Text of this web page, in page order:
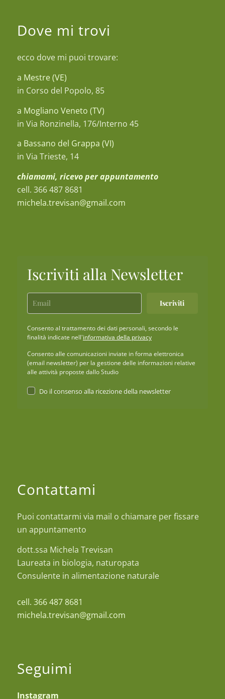
Dove mi trovi
ecco dove mi puoi trovare:
a Mestre (VE)
in Corso del Popolo, 85
a Mogliano Veneto (TV)
in Via Ronzinella, 176/Interno 45
a Bassano del Grappa (VI)
in Via Trieste, 14
chiamami, ricevo per appuntamento
cell. 366 487 8681
michela.trevisan@gmail.com
Iscriviti alla Newsletter
Iscriviti
Consento al trattamento dei dati personali, secondo le
finalità indicate nell'informativa della privacy
Consento alle comunicazioni inviate in forma elettronica
(email newsletter) per la gestione delle informazioni relative
alle attività proposte dallo Studio
Do il consenso alla ricezione della newsletter
Contattami
Puoi contattarmi via mail o chiamare per fissare
un appuntamento
dott.ssa Michela Trevisan
Laureata in biologia, naturopata
Consulente in alimentazione naturale
cell. 366 487 8681
michela.trevisan@gmail.com
Seguimi
Instagram